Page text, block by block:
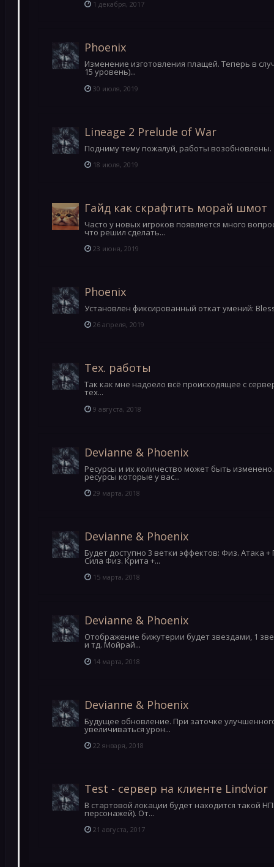
1 декабря, 2017
Phoenix
Изменение изготовления плащей. Теперь в
15 уровень)...
30 июля, 2019
Lineage 2 Prelude of War
Подниму тему пожалуй, работы возобновлены.
18 июля, 2019
Гайд как скрафтить морай шмот
Часто у новых игроков появляется много
что решил сделать...
23 июня, 2019
Phoenix
Установлен фиксированный откат умений:
26 апреля, 2019
Тех. работы
Так как мне надоело всё происходящее с
тех...
9 августа, 2018
Devianne & Phoenix
Ресурсы и их количество может быть
ресурсы которые у вас...
29 марта, 2018
Devianne & Phoenix
Будет доступно 3 ветки эффектов: Физ. Атака
Сила Физ. Крита +...
15 марта, 2018
Devianne & Phoenix
Отображение бижутерии будет звездами, 1
и тд. Мойрай...
14 марта, 2018
Devianne & Phoenix
Будущее обновление. При заточке
увеличиваться урон...
22 января, 2018
Test - сервер на клиенте Lindvior
В стартовой локации будет находится такой
персонажей). От...
21 августа, 2017